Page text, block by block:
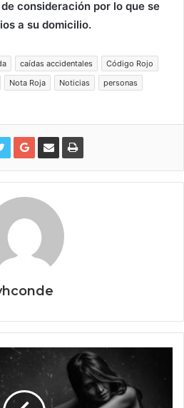
consideración por lo que se
a su domicilio.
caídas accidentales
Código Rojo
Nota Roja Noticias
personas